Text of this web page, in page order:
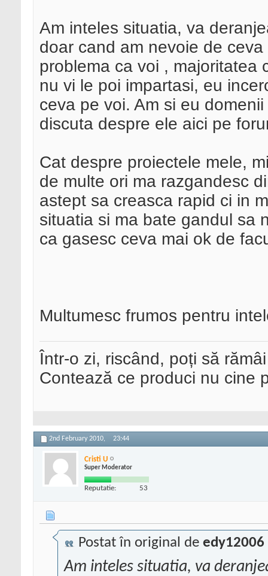
Am inteles situatia, va
doar cand am nevoie de
problema ca voi , majoritatea
nu vi le poi impartasi, eu
ceva pe voi. Am si eu
discuta despre ele aici pe
Cat despre proiectele mele,
de multe ori ma razgandesc
astept sa creasca rapid ci in
situatia si ma bate gandul sa
ca gasesc ceva mai ok de
Multumesc frumos pentru
Într-o zi, riscând, poți să
Contează ce produci nu cine
2nd February 2010, 23:44
Cristi U
Super Moderator
Reputatie: 53
Postat în original de edy12006
Am inteles situatia, va